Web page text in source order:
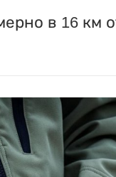
в 16 км